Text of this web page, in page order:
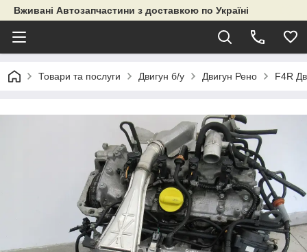
Вживані Автозапчастини з доставкою по Україні
Товари та послуги Двигун б/у Двигун Рено F4R